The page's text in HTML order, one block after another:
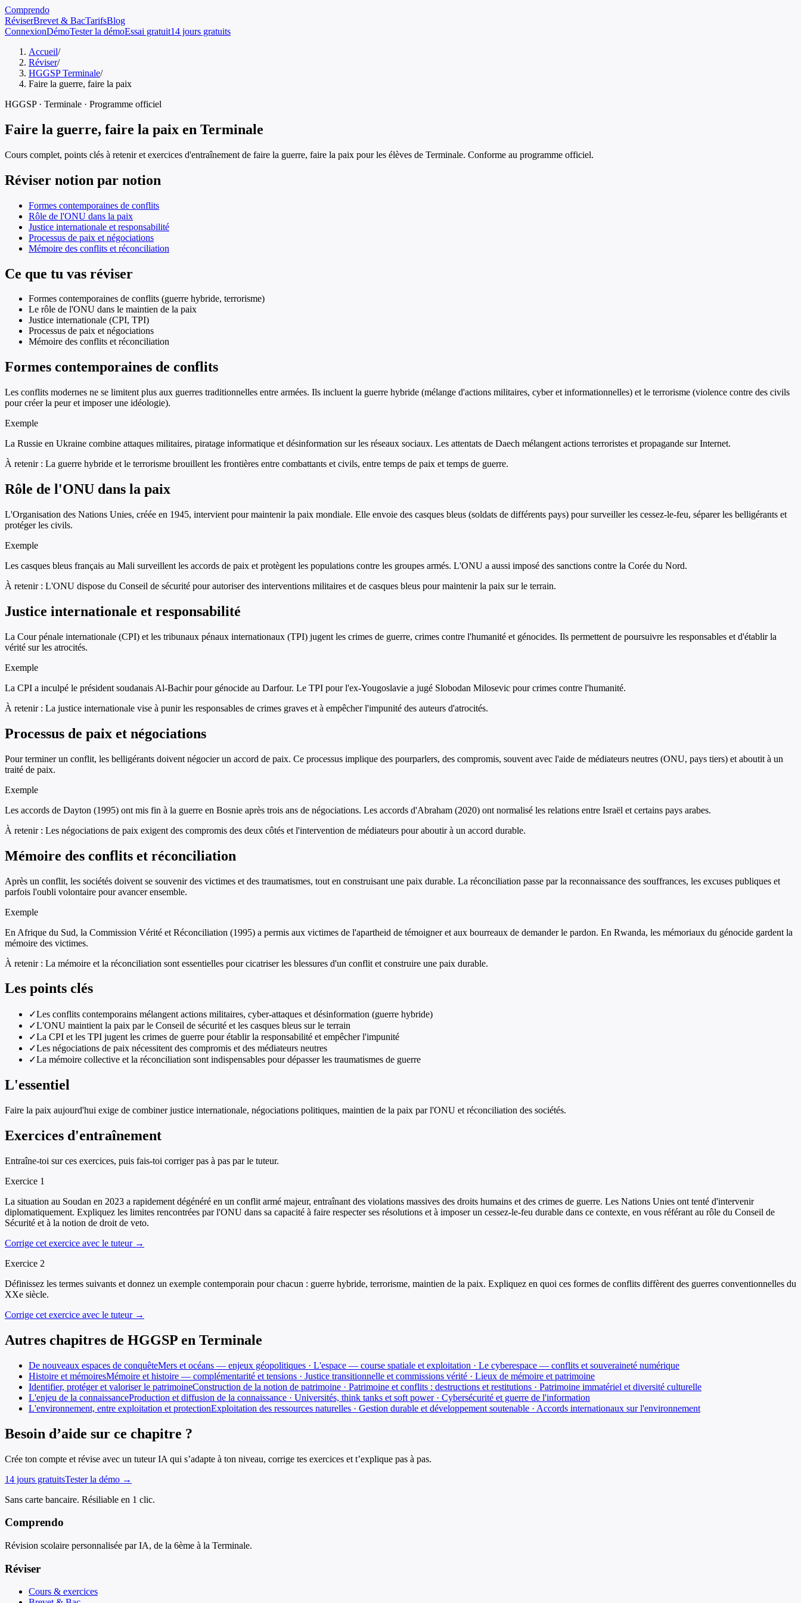
Comprendo
RéviserBrevet & BacTarifsBlog
ConnexionDémoTester la démoEssai gratuit14 jours gratuits
Accueil/
Réviser/
HGGSP Terminale/
Faire la guerre, faire la paix
HGGSP· Terminale · Programme officiel
Faire la guerre, faire la paix en Terminale
Cours complet, points clés à retenir et exercices d'entraînement de faire la guerre, faire la paix pour les élèves de Terminale. Conforme au programme officiel.
Réviser notion par notion
Formes contemporaines de conflits
Rôle de l'ONU dans la paix
Justice internationale et responsabilité
Processus de paix et négociations
Mémoire des conflits et réconciliation
Ce que tu vas réviser
Formes contemporaines de conflits (guerre hybride, terrorisme)
Le rôle de l'ONU dans le maintien de la paix
Justice internationale (CPI, TPI)
Processus de paix et négociations
Mémoire des conflits et réconciliation
Formes contemporaines de conflits
Les conflits modernes ne se limitent plus aux guerres traditionnelles entre armées. Ils incluent la guerre hybride (mélange d'actions militaires, cyber et informationnelles) et le terrorisme (violence contre des civils
pour créer la peur et imposer une idéologie).
Exemple
La Russie en Ukraine combine attaques militaires, piratage informatique et désinformation sur les réseaux sociaux. Les attentats de Daech mélangent actions terroristes et propagande sur Internet.
À retenir : La guerre hybride et le terrorisme brouillent les frontières entre combattants et civils, entre temps de paix et temps de guerre.
Rôle de l'ONU dans la paix
L'Organisation des Nations Unies, créée en 1945, intervient pour maintenir la paix mondiale. Elle envoie des casques bleus (soldats de différents pays) pour surveiller les cessez-le-feu, séparer les belligérants et
protéger les civils.
Exemple
Les casques bleus français au Mali surveillent les accords de paix et protègent les populations contre les groupes armés. L'ONU a aussi imposé des sanctions contre la Corée du Nord.
À retenir : L'ONU dispose du Conseil de sécurité pour autoriser des interventions militaires et de casques bleus pour maintenir la paix sur le terrain.
Justice internationale et responsabilité
La Cour pénale internationale (CPI) et les tribunaux pénaux internationaux (TPI) jugent les crimes de guerre, crimes contre l'humanité et génocides. Ils permettent de poursuivre les responsables et d'établir la
vérité sur les atrocités.
Exemple
La CPI a inculpé le président soudanais Al-Bachir pour génocide au Darfour. Le TPI pour l'ex-Yougoslavie a jugé Slobodan Milosevic pour crimes contre l'humanité.
À retenir : La justice internationale vise à punir les responsables de crimes graves et à empêcher l'impunité des auteurs d'atrocités.
Processus de paix et négociations
Pour terminer un conflit, les belligérants doivent négocier un accord de paix. Ce processus implique des pourparlers, des compromis, souvent avec l'aide de médiateurs neutres (ONU, pays tiers) et aboutit à un
traité de paix.
Exemple
Les accords de Dayton (1995) ont mis fin à la guerre en Bosnie après trois ans de négociations. Les accords d'Abraham (2020) ont normalisé les relations entre Israël et certains pays arabes.
À retenir : Les négociations de paix exigent des compromis des deux côtés et l'intervention de médiateurs pour aboutir à un accord durable.
Mémoire des conflits et réconciliation
Après un conflit, les sociétés doivent se souvenir des victimes et des traumatismes, tout en construisant une paix durable. La réconciliation passe par la reconnaissance des souffrances, les excuses publiques et
parfois l'oubli volontaire pour avancer ensemble.
Exemple
En Afrique du Sud, la Commission Vérité et Réconciliation (1995) a permis aux victimes de l'apartheid de témoigner et aux bourreaux de demander le pardon. En Rwanda, les mémoriaux du génocide gardent la
mémoire des victimes.
À retenir : La mémoire et la réconciliation sont essentielles pour cicatriser les blessures d'un conflit et construire une paix durable.
Les points clés
✓Les conflits contemporains mélangent actions militaires, cyber-attaques et désinformation (guerre hybride)
✓L'ONU maintient la paix par le Conseil de sécurité et les casques bleus sur le terrain
✓La CPI et les TPI jugent les crimes de guerre pour établir la responsabilité et empêcher l'impunité
✓Les négociations de paix nécessitent des compromis et des médiateurs neutres
✓La mémoire collective et la réconciliation sont indispensables pour dépasser les traumatismes de guerre
L'essentiel
Faire la paix aujourd'hui exige de combiner justice internationale, négociations politiques, maintien de la paix par l'ONU et réconciliation des sociétés.
Exercices d'entraînement
Entraîne-toi sur ces exercices, puis fais-toi corriger pas à pas par le tuteur.
Exercice 1
La situation au Soudan en 2023 a rapidement dégénéré en un conflit armé majeur, entraînant des violations massives des droits humains et des crimes de guerre. Les Nations Unies ont tenté d'intervenir
diplomatiquement. Expliquez les limites rencontrées par l'ONU dans sa capacité à faire respecter ses résolutions et à imposer un cessez-le-feu durable dans ce contexte, en vous référant au rôle du Conseil de
Sécurité et à la notion de droit de veto.
Corrige cet exercice avec le tuteur →
Exercice 2
Définissez les termes suivants et donnez un exemple contemporain pour chacun : guerre hybride, terrorisme, maintien de la paix. Expliquez en quoi ces formes de conflits diffèrent des guerres conventionnelles du
XXe siècle.
Corrige cet exercice avec le tuteur →
Autres chapitres de HGGSP en Terminale
De nouveaux espaces de conquêteMers et océans — enjeux géopolitiques · L'espace — course spatiale et exploitation · Le cyberespace — conflits et souveraineté numérique
Histoire et mémoiresMémoire et histoire — complémentarité et tensions · Justice transitionnelle et commissions vérité · Lieux de mémoire et patrimoine
Identifier, protéger et valoriser le patrimoineConstruction de la notion de patrimoine · Patrimoine et conflits : destructions et restitutions · Patrimoine immatériel et diversité culturelle
L'enjeu de la connaissanceProduction et diffusion de la connaissance · Universités, think tanks et soft power · Cybersécurité et guerre de l'information
L'environnement, entre exploitation et protectionExploitation des ressources naturelles · Gestion durable et développement soutenable · Accords internationaux sur l'environnement
Besoin d’aide sur ce chapitre ?
Crée ton compte et révise avec un tuteur IA qui s’adapte à ton niveau, corrige tes exercices et t’explique pas à pas.
14 jours gratuitsTester la démo →
Sans carte bancaire. Résiliable en 1 clic.
Comprendo
Révision scolaire personnalisée par IA, de la 6ème à la Terminale.
Réviser
Cours & exercices